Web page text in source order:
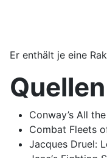
Er enthält je eine
Quellen
Conway’s All
Combat Fleets
Jacques Druel: